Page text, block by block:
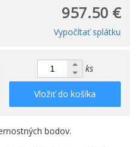
957.50 €
Vypočítať splátku
ks
Vložiť do košíka
bodov.